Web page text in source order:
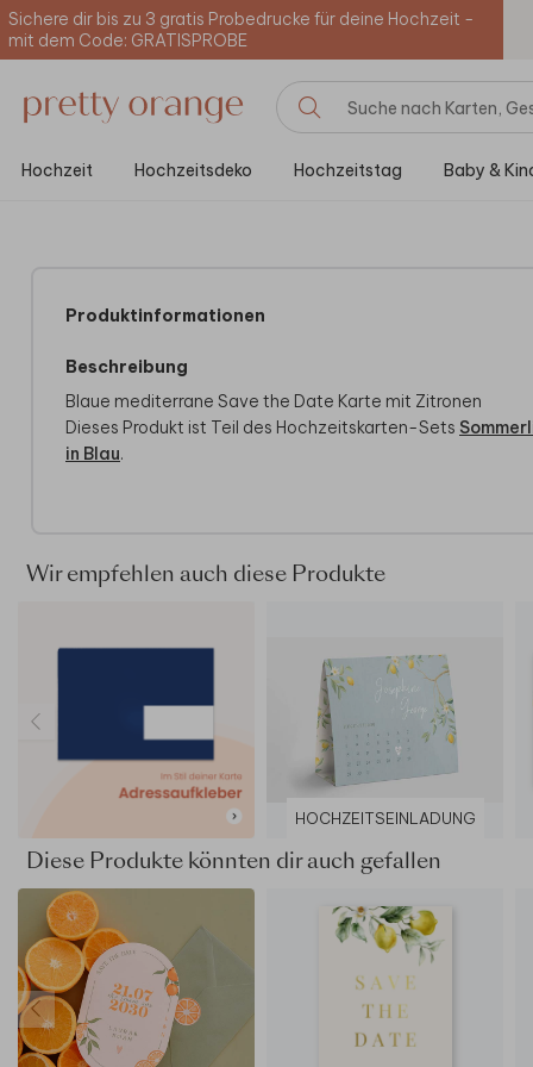
Sichere dir bis zu 3 gratis Probedrucke für deine Hochzeit -
mit dem Code: GRATISPROBE
Hochzeit Hochzeitsdeko Hochzeitstag Baby &
Produktinformationen
Beschreibung
Blaue mediterrane Save the Date Karte mit Zitronen
Dieses Produkt ist Teil des Hochzeitskarten-Sets
in Blau.
Wir empfehlen auch diese Produkte
HOCHZEITSEINLADUNG
Diese Produkte könnten dir auch gefallen